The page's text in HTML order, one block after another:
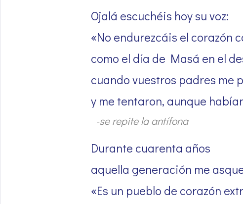
Ojalá escuchéis hoy su voz:
«No endurezcáis el corazón
como el día de Masá en el
cuando vuestros padres me
y me tentaron, aunque
-se repite la antífona
Durante cuarenta años
aquella generación me
«Es un pueblo de corazón